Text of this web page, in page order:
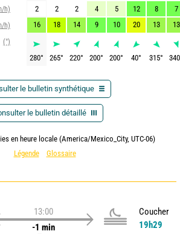
h)
h)
(°)
2 2 2 4 5 12 8
7
16
18 14 9 10 20 13 13
280° 265° 220° 200° 200° 40° 315° 340
le bulletin synthétique
le bulletin détaillé
en heure locale (America/Mexico_City, UTC-06)
Légende
Glossaire
13:00
-1 min
Coucher
19h29